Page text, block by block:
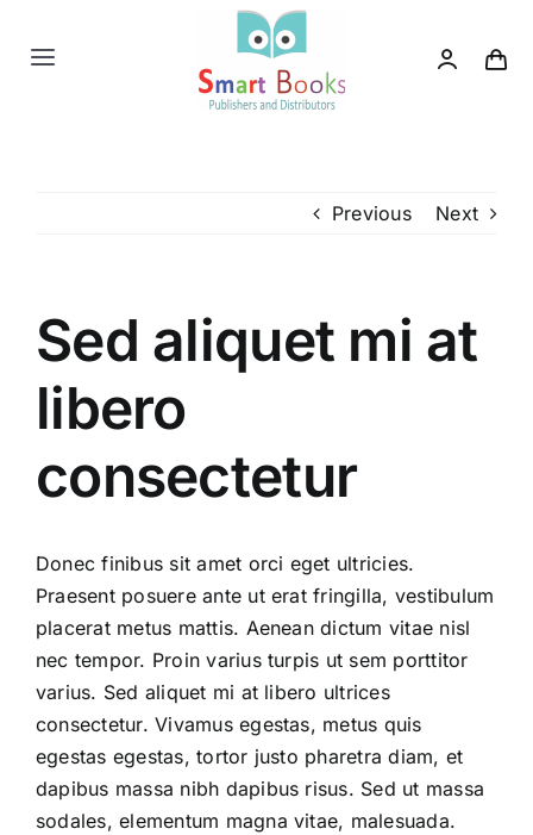
Toggle
Contact us
Previous Next
Sed aliquet mi at
libero
consectetur
Donec finibus sit amet orci eget ultricies.
Praesent posuere ante ut erat fringilla, vestibulum
placerat metus mattis. Aenean dictum vitae nisl
nec tempor. Proin varius turpis ut sem porttitor
varius. Sed aliquet mi at libero ultrices
consectetur. Vivamus egestas, metus quis
egestas egestas, tortor justo pharetra diam, et
dapibus massa nibh dapibus risus. Sed ut massa
sodales, elementum magna vitae, malesuada.